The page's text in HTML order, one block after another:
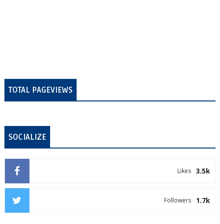
TOTAL PAGEVIEWS
SOCIALIZE
3.5k
Likes
1.7k
Followers